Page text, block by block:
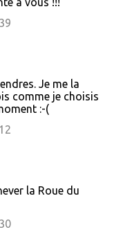
Je me la
comme je choisis
:-(
la Roue du